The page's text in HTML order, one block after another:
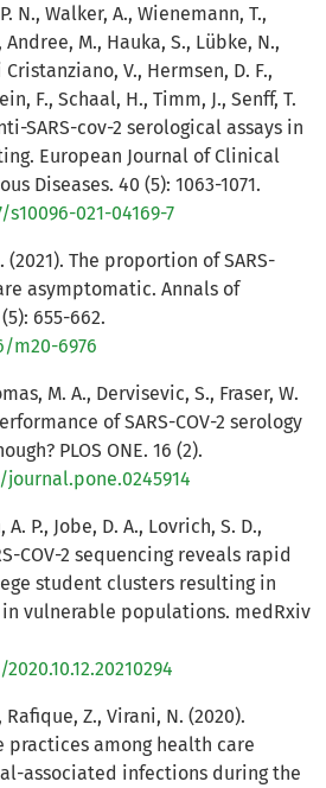
N., Walker, A., Wienemann, T.,
Andree, M., Hauka, S., Lübke, N.,
V., Hermsen, D. F.,
F., Schaal, H., Timm, J., Senff, T.
SARS-cov-2 serological assays in
European Journal of Clinical
Diseases. 40 (5): 1063-1071.
021-04169-7
(2021). The proportion of SARS-
asymptomatic. Annals of
655-662.
m20-6976
M. A., Dervisevic, S., Fraser, W.
of SARS-COV-2 serology
PLOS ONE. 16 (2).
P., Jobe, D. A., Lovrich, S. D.,
COV-2 sequencing reveals rapid
student clusters resulting in
vulnerable populations. medRxiv
Rafique, Z., Virani, N. (2020).
practices among health care
associated infections during the